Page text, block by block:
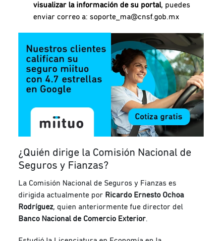
visualizar la información de su portal, puedes
enviar correo a:soporte_ma@cnsf.gob.mx
¿Quién dirige la Comisión Nacional de
Seguros y Fianzas?
La Comisión Nacional de Seguros y Fianzas es
dirigida actualmente por Ricardo Ernesto Ochoa
Rodríguez, quien anteriormente fue director del
Banco Nacional de Comercio Exterior.